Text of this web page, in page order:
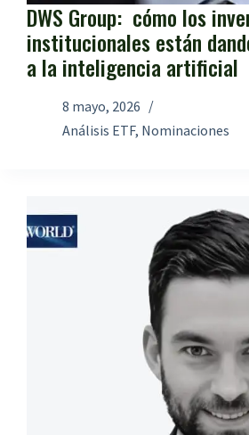
DWS Group: cómo los
institucionales están
a la inteligencia artificial
8 mayo, 2026
Análisis ETF, Nominaciones